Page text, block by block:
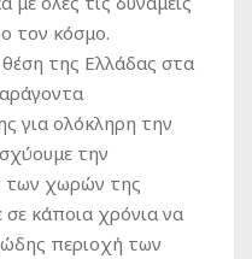
τον κόσμο.
της Ελλάδας στα
για ολόκληρη την
την
των χωρών της
κάποια χρόνια να
περιοχή των